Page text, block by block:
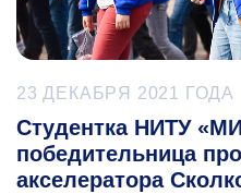
23 ДЕКАБРЯ 2021 ГОДА
Студентка НИТУ
победительница
акселератора